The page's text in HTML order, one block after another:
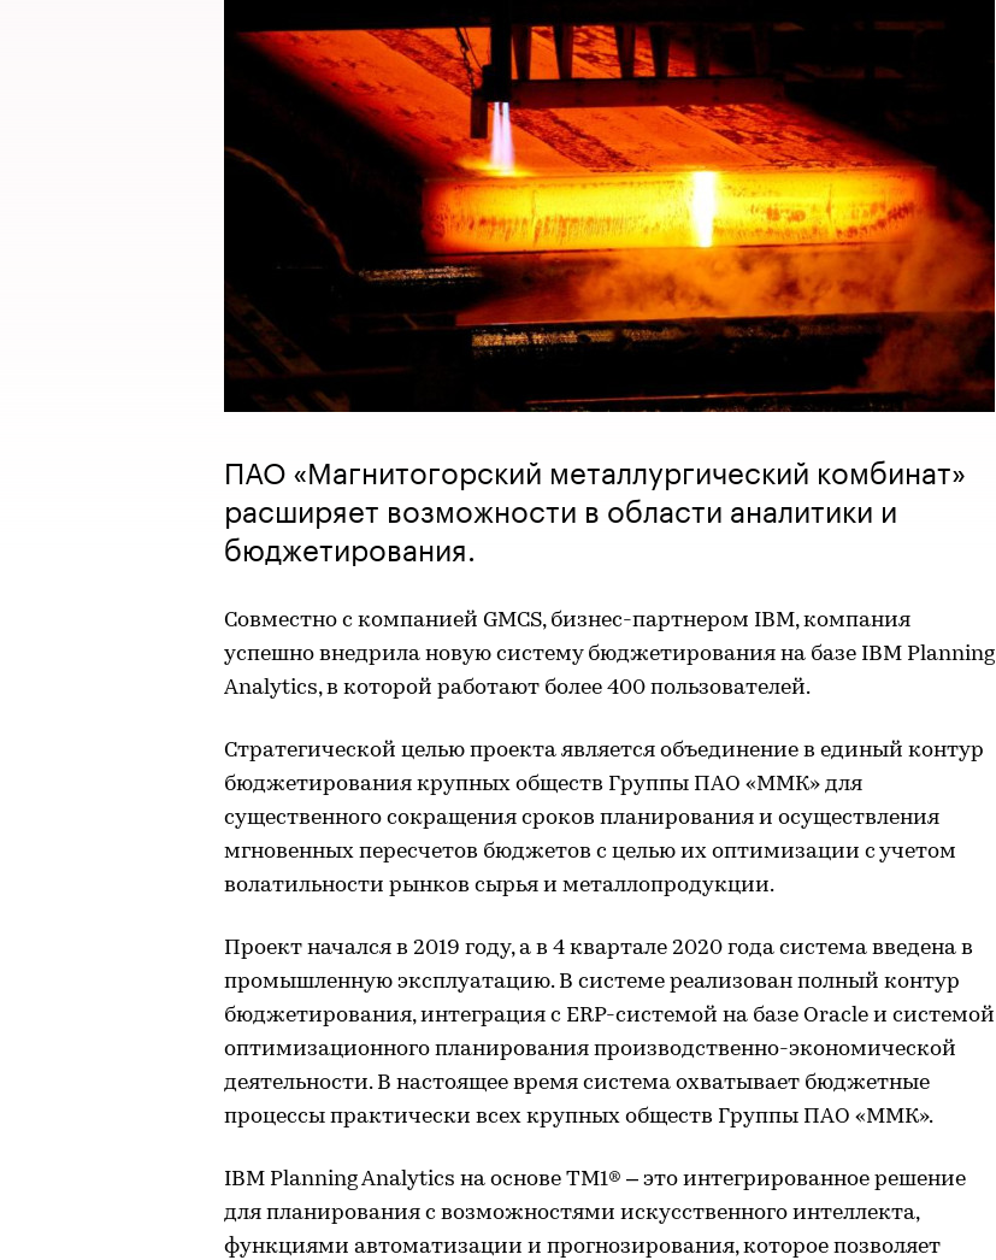
ПАО «Магнитогорский металлургический комбинат»
расширяет возможности в области аналитики и
бюджетирования.
Совместно с компанией GMCS, бизнес-партнером IBM, компания
успешно внедрила новую систему бюджетирования на базе IBM Planning
Analytics, в которой работают более 400 пользователей.
Стратегической целью проекта является объединение в единый контур
бюджетирования крупных обществ Группы ПАО «ММК» для
существенного сокращения сроков планирования и осуществления
мгновенных пересчетов бюджетов с целью их оптимизации с учетом
волатильности рынков сырья и металлопродукции.
Проект начался в 2019 году, а в 4 квартале 2020 года система введена в
промышленную эксплуатацию. В системе реализован полный контур
бюджетирования, интеграция с ERP-системой на базе Oracle и системой
оптимизационного планирования производственно-экономической
деятельности. В настоящее время система охватывает бюджетные
процессы практически всех крупных обществ Группы ПАО «ММК».
IBM Planning Analytics на основе TM1® – это интегрированное решение
для планирования с возможностями искусственного интеллекта,
функциями автоматизации и прогнозирования, которое позволяет